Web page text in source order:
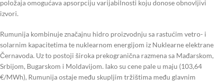
položaja omogućava apsorpciju varijabilnosti koju donose obnovljivi
izvori.
Rumunija kombinuje značajnu hidro proizvodnju sa rastućim vetro- i
solarnim kapacitetima te nuklearnom energijom iz Nuklearne elektrane
Černavoda. Uz to postoji široka prekogranična razmena sa Mađarskom,
Srbijom, Bugarskom i Moldavijom. Iako su cene pale u maju (103,64
€/MWh), Rumunija ostaje među skupljim tržištima među glavnim